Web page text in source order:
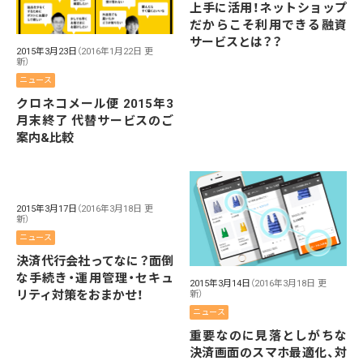
2015年3月23日 （2016年1月22日 更
新）
ニュース
クロネコメール便 2015年3
月末終了 代替サービスのご
案内&比較
上手に活用！ネットショップ
だからこそ利用できる融資
サービスとは？？
2015年3月17日 （2016年3月18日 更
新）
ニュース
決済代行会社ってなに？面倒
な手続き・運用管理・セキュ
リティ対策をおまかせ！
2015年3月14日 （2016年3月18日 更
新）
ニュース
重要なのに見落としがちな
決済画面のスマホ最適化、対